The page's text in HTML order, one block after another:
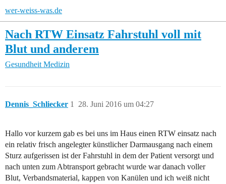
wer-weiss-was.de
Nach RTW Einsatz Fahrstuhl voll mit
Blut und anderem
Gesundheit Medizin
Dennis_Schliecker 28. Juni 2016 um 04:27
1
Hallo vor kurzem gab es bei uns im Haus einen RTW einsatz nach
ein relativ frisch angelegter künstlicher Darmausgang nach einem
Sturz aufgerissen ist der Fahrstuhl in dem der Patient versorgt und
nach unten zum Abtransport gebracht wurde war danach voller
Blut, Verbandsmaterial, kappen von Kanülen und ich weiß nicht